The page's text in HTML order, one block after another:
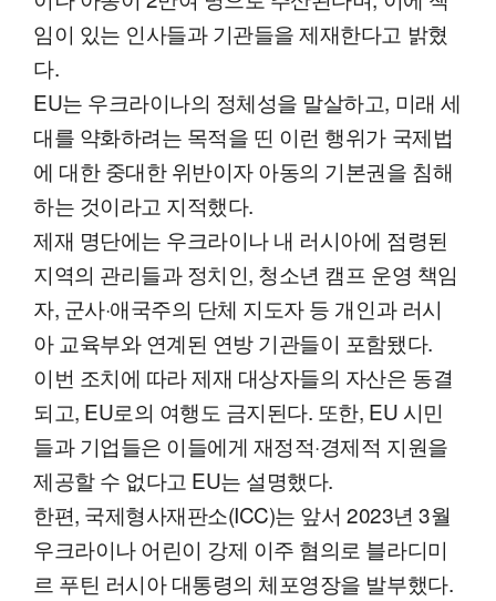
임이 있는 인사들과 기관들을 제재한다고 밝혔
다.
EU는 우크라이나의 정체성을 말살하고, 미래 세
대를 약화하려는 목적을 띤 이런 행위가 국제법
에 대한 중대한 위반이자 아동의 기본권을 침해
하는 것이라고 지적했다.
제재 명단에는 우크라이나 내 러시아에 점령된
지역의 관리들과 정치인, 청소년 캠프 운영 책임
자, 군사·애국주의 단체 지도자 등 개인과 러시
아 교육부와 연계된 연방 기관들이 포함됐다.
이번 조치에 따라 제재 대상자들의 자산은 동결
되고, EU로의 여행도 금지된다. 또한, EU 시민
들과 기업들은 이들에게 재정적·경제적 지원을
제공할 수 없다고 EU는 설명했다.
한편, 국제형사재판소(ICC)는 앞서 2023년 3월
우크라이나 어린이 강제 이주 혐의로 블라디미
르 푸틴 러시아 대통령의 체포영장을 발부했다.